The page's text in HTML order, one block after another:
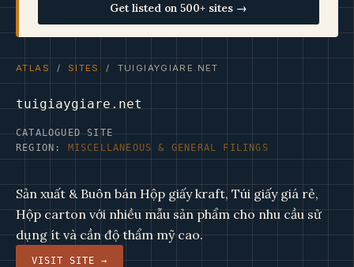
Get listed on 500+ sites →
ATLAS / SITES / TUIGIAYGIARE.NET
tuigiaygiare.net
CATALOGUED SITE
REGION: MISCELLANEOUS & GENERAL FILINGS
Sản xuất & Buôn bán Hộp giấy kraft, Túi giấy giá rẻ,
Hộp carton với nhiều mẫu sản phẩm cho nhu cầu sử
dụng ít và cần độ thẩm mỹ cao.
VISIT SITE →